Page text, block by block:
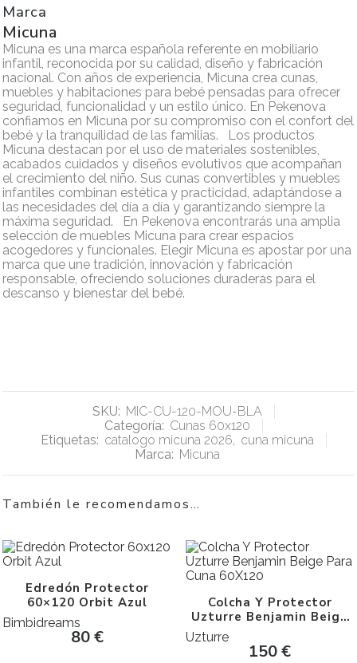
Marca
Micuna
Micuna es una marca española referente en mobiliario
infantil, reconocida por su calidad, diseño y fabricación
nacional. Con años de experiencia, Micuna crea cunas,
muebles y habitaciones para bebé pensadas para ofrecer
seguridad, funcionalidad y un estilo único. En Pekenova
confiamos en Micuna por su compromiso con el confort del
bebé y la tranquilidad de las familias. Los productos
Micuna destacan por el uso de materiales sostenibles,
acabados cuidados y diseños evolutivos que acompañan
el crecimiento del niño. Sus cunas convertibles y muebles
infantiles combinan estética y practicidad, adaptándose a
las necesidades del día a día y garantizando siempre la
máxima seguridad. En Pekenova encontrarás una amplia
selección de muebles Micuna para crear espacios
acogedores y funcionales. Elegir Micuna es apostar por una
marca que une tradición, innovación y fabricación
responsable, ofreciendo soluciones duraderas para el
descanso y bienestar del bebé.
SKU: MIC-CU-120-MOU-BLA
Categoría: Cunas 60x120
Etiquetas: catalogo micuna 2026, cuna micuna
Marca: Micuna
También le recomendamos…
Edredón Protector
60×120 Orbit Azul
Bimbidreams
80€
Colcha Y Protector
Uzturre Benjamin Beige
Para Cuna 60X120
Uzturre
150€